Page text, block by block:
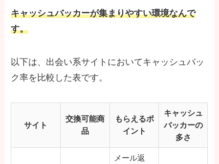
キャッシュバッカーが集まりやすい環境なんで
す。
以下は、出会い系サイトにおいてキャッシュバッ
ク率を比較した表です。
サイト
交換可能商
品
もらえるポ
イント
キャッシュ
バッカーの
多さ
メール返